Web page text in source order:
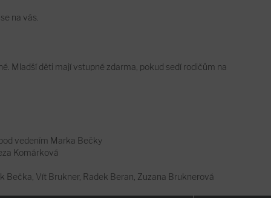
na vás.
Mladší děti mají vstupné zdarma, pokud sedí rodičům na
vedením Marka Bečky
Komárková
Bečka, Vít Brukner, Radek Beran, Zuzana Bruknerová